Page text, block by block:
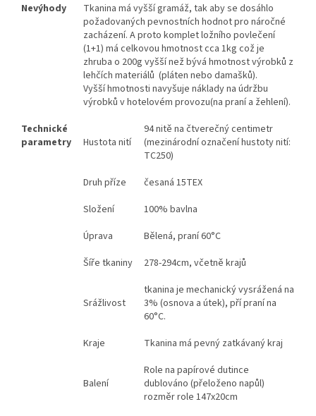
Nevýhody
Tkanina má vyšší gramáž, tak aby se dosáhlo
požadovaných pevnostních hodnot pro náročné
zacházení. A proto komplet ložního povlečení
(1+1) má celkovou hmotnost cca 1kg což je
zhruba o 200g vyšší než bývá hmotnost výrobků z
lehčích materiálů (pláten nebo damašků).
Vyšší hmotnosti navyšuje náklady na údržbu
výrobků v hotelovém provozu(na praní a žehlení).
Technické
parametry
Hustota nití
94 nitě na čtverečný centimetr
(mezinárodní označení hustoty nití:
TC250)
Druh příze
česaná 15TEX
Složení
100% bavlna
Úprava
Bělená, praní 60°C
Šíře tkaniny
278-294cm, včetně krajů
Srážlivost
tkanina je mechanický vysrážená na
3% (osnova a útek), pří praní na
60°C.
Kraje
Tkanina má pevný zatkávaný kraj
Balení
Role na papírové dutince
dublováno (přeloženo napůl)
rozměr role 147x20cm